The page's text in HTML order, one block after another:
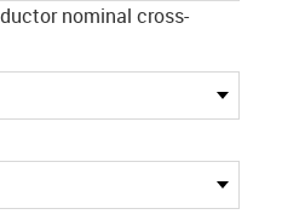
nominal cross-